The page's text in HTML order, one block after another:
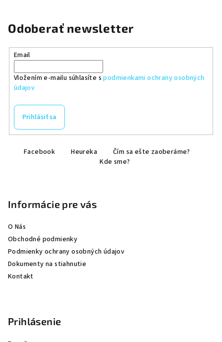
Odoberať newsletter
Email
Vložením e-mailu súhlasíte spodmienkami ochrany osobných
údajov
Prihlásiť sa
Facebook Heureka
Čím sa ešte zaoberáme?
Kde sme?
Informácie pre vás
O Nás
Obchodné podmienky
Podmienky ochrany osobných údajov
Dokumenty na stiahnutie
Kontakt
Prihlásenie